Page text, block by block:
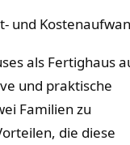
und
als Fertighaus
und praktische
Familien zu
die diese